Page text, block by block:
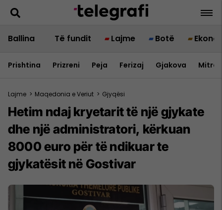
Ballina Të fundit Lajme Botë
Prishtina Prizreni Peja Ferizaj Gjakova
Lajme > Maqedonia e Veriut > Gjyqësi
Hetim ndaj kryetarit të një gjykate
dhe një administratori, kërkuan
8000 euro për të ndikuar te
gjykatësit në Gostivar